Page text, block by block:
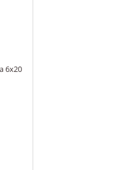
6x20